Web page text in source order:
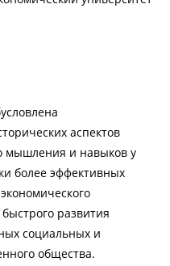
аспектов
мышления и навыков у
более эффективных
развития
социальных и
общества.